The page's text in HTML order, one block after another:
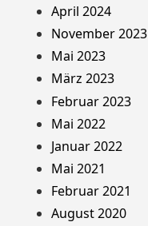
April 2024
November 2023
Mai 2023
März 2023
Februar 2023
Mai 2022
Januar 2022
Mai 2021
Februar 2021
August 2020